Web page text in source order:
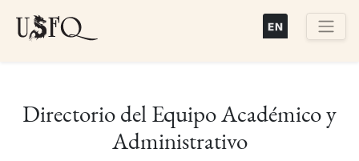
Directorio del Equipo Académico y
Administrativo